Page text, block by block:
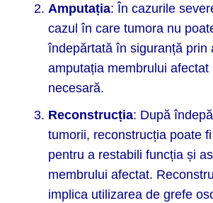
Amputația: În cazurile
cazul în care tumora nu
îndepărtată în siguranță prin
amputația membrului afectat
necesară.
Reconstrucția: După
tumorii, reconstrucția poate
pentru a restabili funcția și
membrului afectat.
implica utilizarea de grefe